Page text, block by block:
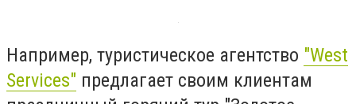
Например, туристическое агентство "West
Services" предлагает своим клиентам